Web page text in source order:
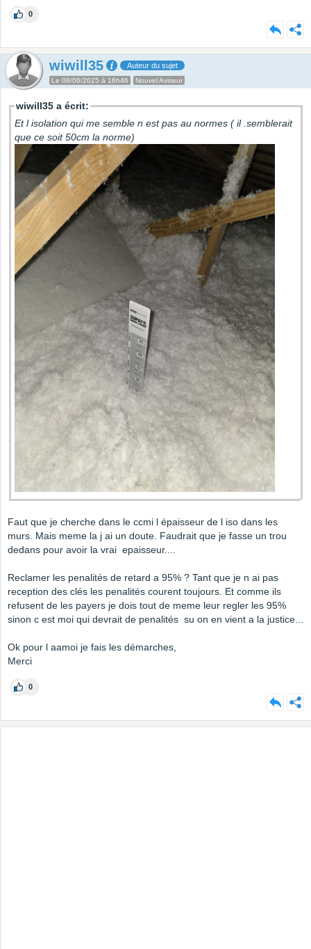
0
wiwill35 Auteur du sujet
Le 08/06/2025 à 16h46 Nouvel Aviseur
wiwill35 a écrit:
Et l isolation qui me semble n est pas au normes ( il .semblerait
que ce soit 50cm la norme)
Faut que je cherche dans le ccmi l épaisseur de l iso dans les
murs. Mais meme la j ai un doute. Faudrait que je fasse un trou
dedans pour avoir la vrai epaisseur....
Reclamer les penalités de retard a 95% ? Tant que je n ai pas
reception des clés les penalités courent toujours. Et comme ils
refusent de les payers je dois tout de meme leur regler les 95%
sinon c est moi qui devrait de penalités su on en vient a la justice...
Ok pour l aamoi je fais les démarches,
Merci
0